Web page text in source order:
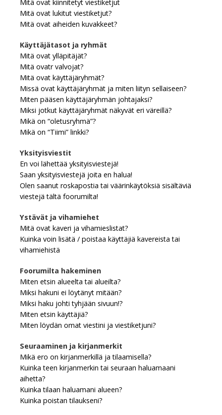
Mitä ovat kiinnitetyt viestiketjut
Mitä ovat lukitut viestiketjut?
Mitä ovat aiheiden kuvakkeet?
Käyttäjätasot ja ryhmät
Mitä ovat ylläpitäjät?
Mitä ovatr valvojat?
Mitä ovat käyttäjäryhmät?
Missä ovat käyttäjäryhmät ja miten liityn sellaiseen?
Miten pääsen käyttäjäryhmän johtajaksi?
Miksi jotkut käyttäjäryhmät näkyvät eri väreillä?
Mikä on “oletusryhmä”?
Mikä on “Tiimi” linkki?
Yksityisviestit
En voi lähettää yksityisviestejä!
Saan yksityisviestejä joita en halua!
Olen saanut roskapostia tai väärinkäytöksiä sisältäviä
viestejä tältä foorumilta!
Ystävät ja vihamiehet
Mitä ovat kaveri ja vihamieslistat?
Kuinka voin lisätä / poistaa käyttäjiä kavereista tai
vihamiehistä
Foorumilta hakeminen
Miten etsin alueelta tai alueilta?
Miksi hakuni ei löytänyt mitään?
Miksi haku johti tyhjään sivuun!?
Miten etsin käyttäjiä?
Miten löydän omat viestini ja viestiketjuni?
Seuraaminen ja kirjanmerkit
Mikä ero on kirjanmerkillä ja tilaamisella?
Kuinka teen kirjanmerkin tai seuraan haluamaani
aihetta?
Kuinka tilaan haluamani alueen?
Kuinka poistan tilaukseni?